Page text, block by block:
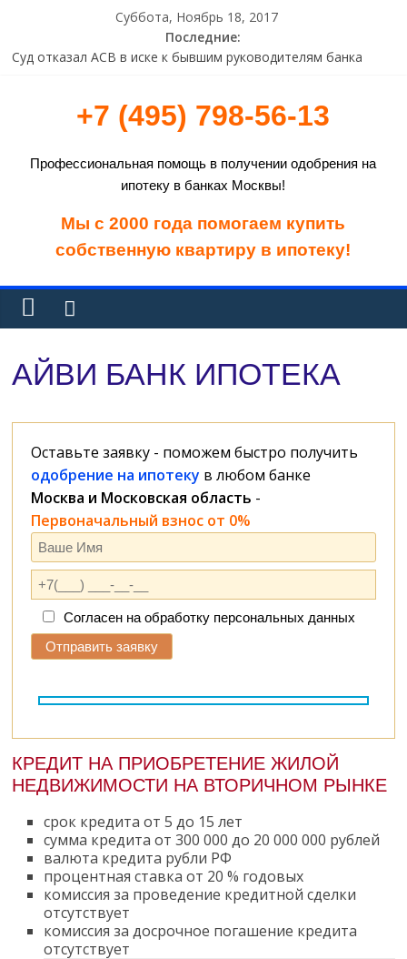
Суббота, Ноябрь 18, 2017
Последние:
Суд отказал АСВ в иске к бывшим руководителям банка
финпомощи Греции
Исследование: растет доля пользователей систем ДБО
старше 45 лет
В Татарстане прокуратура объявила предостережение
владельцу криптоматов
ВТБ 24 предупреждает о проведении технических работ
+7 (495) 798-56-13
Профессиональная помощь в получении одобрения на
ипотеку в банках Москвы!
Мы с 2000 года помогаем купить
собственную квартиру в ипотеку!
АЙВИ БАНК ИПОТЕКА
Оставьте заявку - поможем быстро получить
одобрение на ипотеку в любом банке
Москва и Московская область -
Первоначальный взнос от 0%
Согласен на обработку персональных данных
КРЕДИТ НА ПРИОБРЕТЕНИЕ ЖИЛОЙ
НЕДВИЖИМОСТИ НА ВТОРИЧНОМ РЫНКЕ
срок кредита от 5 до 15 лет
сумма кредита от 300 000 до 20 000 000 рублей
валюта кредита рубли РФ
процентная ставка от 20 % годовых
комиссия за проведение кредитной сделки
отсутствует
комиссия за досрочное погашение кредита
отсутствует